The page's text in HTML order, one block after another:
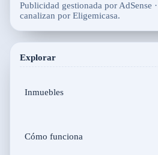
Publicidad gestionada por AdSense
canalizan por Eligemicasa.
Explorar
Inmuebles
Cómo funciona